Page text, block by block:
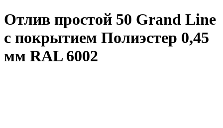
Отлив простой 50 Grand Line
с покрытием Полиэстер 0,45
мм RAL 6002